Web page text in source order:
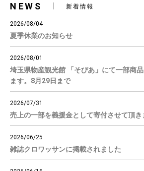
NEWS 新着情報
2026/08/04
夏季休業のお知らせ
2026/08/01
埼玉県物産観光館 「そぴあ」にて一部商
ます。8月29日まで
2026/07/31
売上の一部を義援金として寄付させて頂き
2026/06/25
雑誌クロワッサンに掲載されました